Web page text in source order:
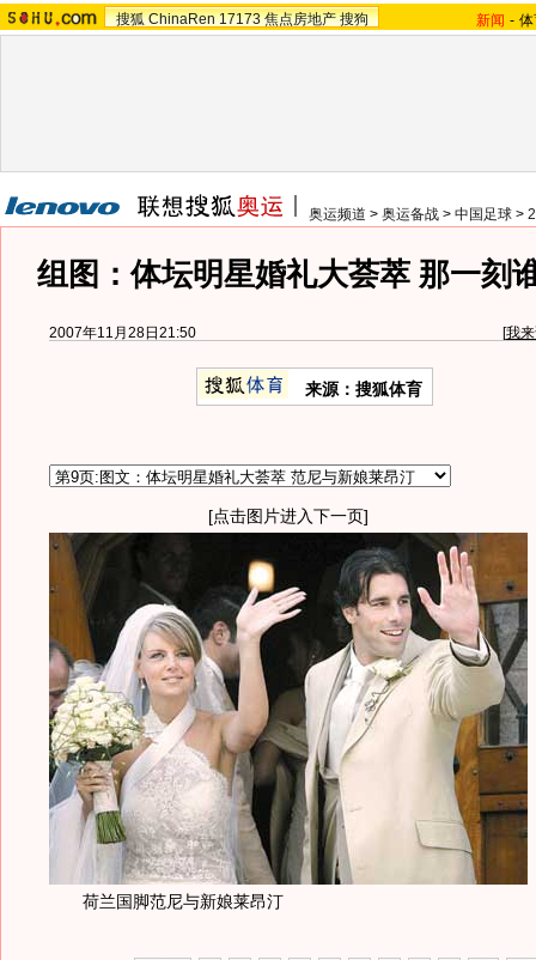
搜狐 ChinaRen 17173 焦点房地产 搜狗 新闻 -
奥运频道 > 奥运备战 > 中国足球 >
组图：体坛明星婚礼大荟萃 那一刻
2007年11月28日21:50 [我
来源：搜狐体育
[点击图片进入下一页]
荷兰国脚范尼与新娘莱昂汀